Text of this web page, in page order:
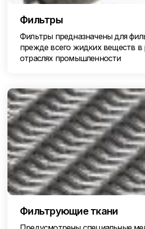
Фильтры
Фильтры предназначены для
прежде всего жидких веществ в
отраслях промышленности
Фильтрующие ткани